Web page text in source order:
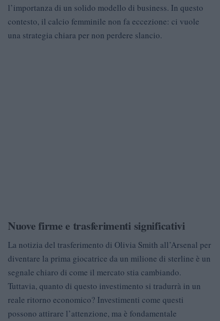
l’importanza di un solido modello di business. In questo
contesto, il calcio femminile non fa eccezione: ci vuole
una strategia chiara per non perdere slancio.
Nuove firme e trasferimenti significativi
La notizia del trasferimento di Olivia Smith all’Arsenal per
diventare la prima giocatrice da un milione di sterline è un
segnale chiaro di come il mercato stia cambiando.
Tuttavia, quanto di questo investimento si tradurrà in un
reale ritorno economico? Investimenti come questi
possono attirare l’attenzione, ma è fondamentale